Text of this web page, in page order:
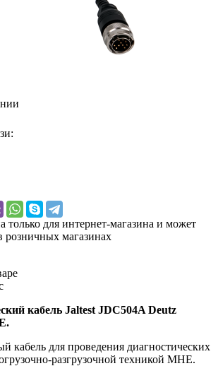
только для интернет-магазина и может
розничных магазинах
кабель Jaltest JDC504A Deutz
кабель для проведения диагностических
разгрузочной техникой МНЕ.